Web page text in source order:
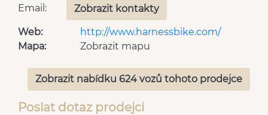
Email:
Zobrazit kontakty
Web:
http://www.harnessbike.com/
Mapa:
Zobrazit mapu
Zobrazit nabídku 624 vozů tohoto prodejce
Poslat dotaz prodejci